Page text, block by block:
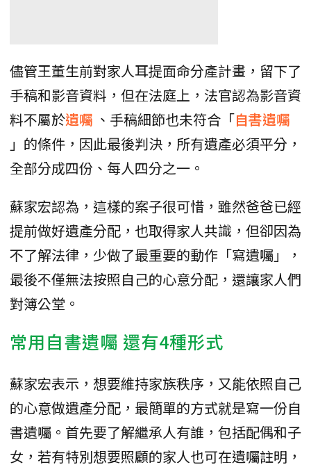
儘管王董生前對家人耳提面命分產計畫，留下了
手稿和影音資料，但在法庭上，法官認為影音資
料不屬於遺囑 、手稿細節也未符合「自書遺囑
」的條件，因此最後判決，所有遺產必須平分，
全部分成四份、每人四分之一。
蘇家宏認為，這樣的案子很可惜，雖然爸爸已經
提前做好遺產分配，也取得家人共識，但卻因為
不了解法律，少做了最重要的動作「寫遺囑」，
最後不僅無法按照自己的心意分配，還讓家人們
對簿公堂。
常用自書遺囑 還有4種形式
蘇家宏表示，想要維持家族秩序，又能依照自己
的心意做遺產分配，最簡單的方式就是寫一份自
書遺囑。首先要了解繼承人有誰，包括配偶和子
女，若有特別想要照顧的家人也可在遺囑註明，